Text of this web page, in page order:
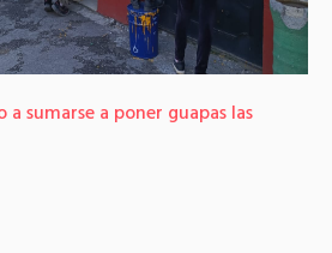
sumarse a poner guapas las